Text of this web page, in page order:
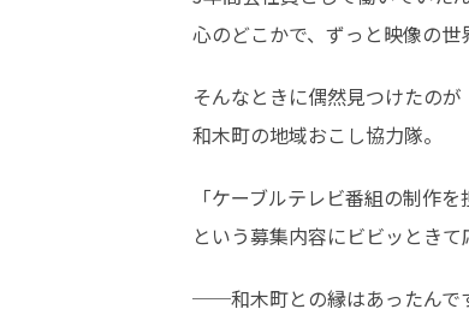
心のどこかで、ずっと映像の世
そんなときに偶然見つけたのが
和木町の地域おこし協力隊。
「ケーブルテレビ番組の制作を
という募集内容にビビッときて
──和木町との縁はあったんで